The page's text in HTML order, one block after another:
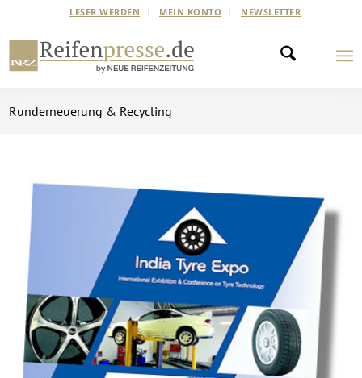
LESER WERDEN MEIN KONTO NEWSLETTER
Runderneuerung & Recycling